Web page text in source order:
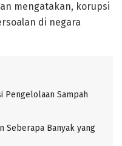
mengatakan, korupsi
di negara
Pengelolaan Sampah
Seberapa Banyak yang